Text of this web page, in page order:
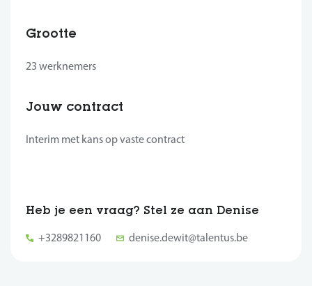
Grootte
23 werknemers
Jouw contract
Interim met kans op vaste contract
Heb je een vraag? Stel ze aan Denise
+3289821160 denise.dewit@talentus.be